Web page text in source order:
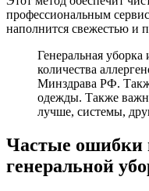
профессиональным
наполнится свежестью и
Генеральная уборка
количества
Минздрава РФ.
одежды. Также
лучше, системы,
Частые ошибки
генеральной